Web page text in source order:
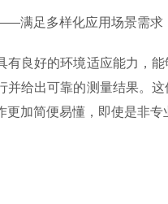
足多样化应用场景需求
好的环境适应能力，能
并给出可靠的测量结果。
更加简便易懂，即使是非专